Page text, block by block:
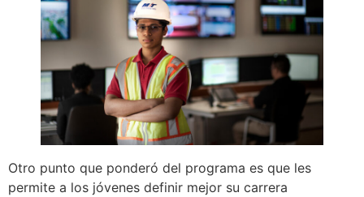
Otro punto que ponderó del programa es que les
permite a los jóvenes definir mejor su carrera